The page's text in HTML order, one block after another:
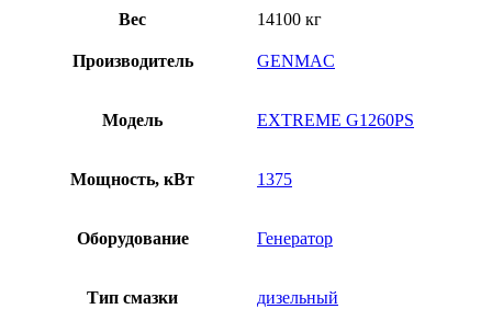
Вес 14100 кг
Производитель GENMAC
Модель EXTREME G1260PS
Мощность, кВт 1375
Оборудование Генератор
Тип смазки дизельный